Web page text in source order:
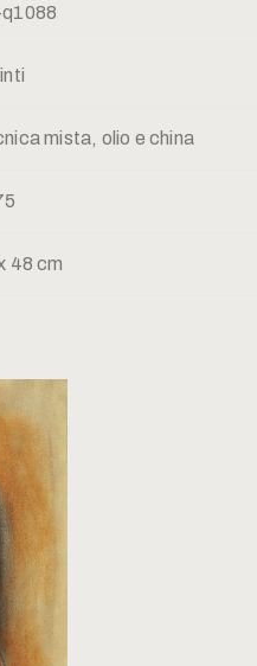
mista, olio e china
48 cm